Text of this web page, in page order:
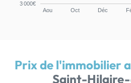
Aou Oct Déc
3 000€
Prix de l'immobilier
Saint-